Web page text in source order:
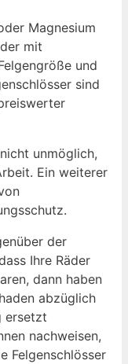
Magnesium
mit
und
sind
unmöglich,
Ein weiterer
der
Ihre Räder
dann haben
abzüglich
ersetzt
nachweisen,
Felgenschlösser